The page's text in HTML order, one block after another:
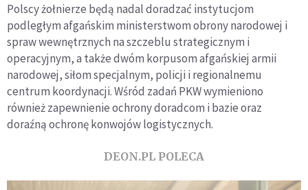
Polscy żołnierze będą nadal doradzać instytucjom
podległym afgańskim ministerstwom obrony narodowej i
spraw wewnętrznych na szczeblu strategicznym i
operacyjnym, a także dwóm korpusom afgańskiej armii
narodowej, siłom specjalnym, policji i regionalnemu
centrum koordynacji. Wśród zadań PKW wymieniono
również zapewnienie ochrony doradcom i bazie oraz
doraźną ochronę konwojów logistycznych.
DEON.PL POLECA